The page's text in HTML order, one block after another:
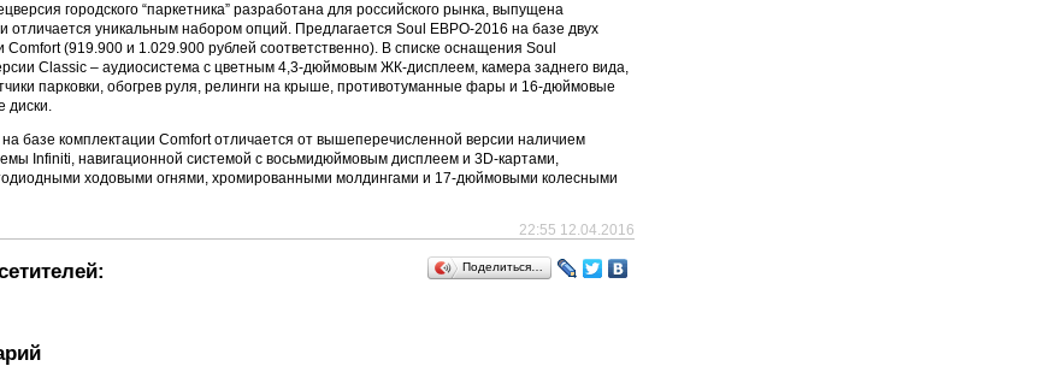
городского “паркетника” разработана для российского рынка, выпущена
отличается уникальным набором опций. Предлагается Soul ЕВРО-2016 на базе двух
Comfort (919.900 и 1.029.900 рублей соответственно). В списке оснащения Soul
Classic – аудиосистема с цветным 4,3-дюймовым ЖК-дисплеем, камера заднего вида,
парковки, обогрев руля, релинги на крыше, противотуманные фары и 16-дюймовые
диски.
базе комплектации Comfort отличается от вышеперечисленной версии наличием
Infiniti, навигационной системой с восьмидюймовым дисплеем и 3D-картами,
ходовыми огнями, хромированными молдингами и 17-дюймовыми колесными
22:55 12.04.2016
Поделиться…